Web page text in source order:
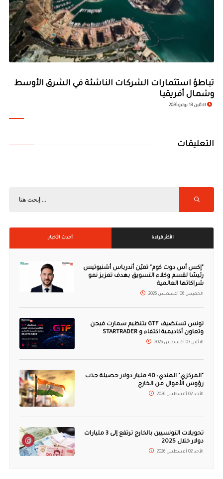
تباطؤ استثمارات الشركات الناشئة في الشرق الأوسط
وشمال أفريقيا
الاثنين 13 يوليو 2026
التعليقات
الأكثر قراءة أحدث الأخبار
"إكس أس دوت كوم" تعيّن أندرياس أشنيوتيس
رئيسًا لقسم وكلاء التسويق بهدف تعزيز نمو
شراكاتها العالمية
الخميس 06 أغسطس 2026
تونس تستضيف GTF بتنظيم سمارت فيجن
وتعاون أكاديمية اكتفاء و STARTRADER
الاثنين 03 أغسطس 2026
"المركزي" الهندي: 40 مليار دولار حصيلة جذب
رؤوس الأموال من الخارج
الأحد 02 أغسطس 2026
تحويلات التونسيين بالخارج ترتفع إلى 3 مليارات
دولار خلال 2025
الأحد 02 أغسطس 2026